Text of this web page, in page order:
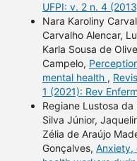
UFPI: v. 2 n. 4
Nara Karoliny
Carvalho Alencar,
Karla Sousa de
Campelo,
mental health ,
1 (2021): Rev
Regiane Lustosa
Silva Júnior,
Zélia de Araújo
Gonçalves, Anxiety,